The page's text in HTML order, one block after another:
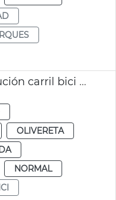
JGL Adjudicación ejecución carril bici av. del Cid
OLIVERETA
NORMAL